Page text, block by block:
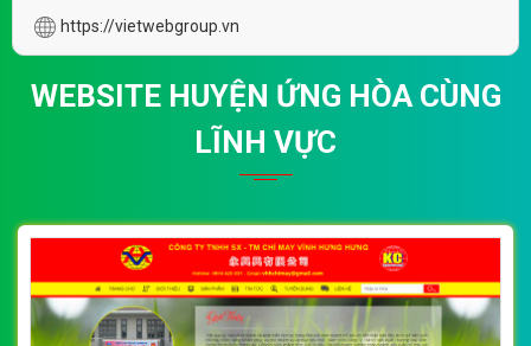
https://vietwebgroup.vn
WEBSITE HUYỆN ỨNG HÒA CÙNG
LĨNH VỰC